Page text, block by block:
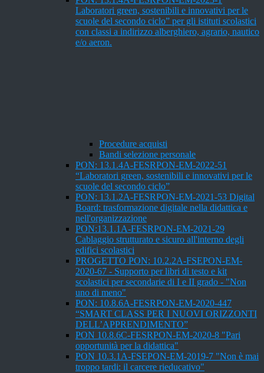
Laboratori green, sostenibili e innovativi per le
scuole del secondo ciclo” per gli istituti scolastici
con classi a indirizzo alberghiero, agrario, nautico
e/o aeron.
Procedure acquisti
Bandi selezione personale
PON: 13.1.4A-FESRPON-EM-2022-51
“Laboratori green, sostenibili e innovativi per le
scuole del secondo ciclo”
PON: 13.1.2A-FESRPON-EM-2021-53 Digital
Board: trasformazione digitale nella didattica e
nell'organizzazione
PON:13.1.1A-FESRPON-EM-2021-29
Cablaggio strutturato e sicuro all'interno degli
edifici scolastici
PROGETTO PON: 10.2.2A-FSEPON-EM-
2020-67 - Supporto per libri di testo e kit
scolastici per secondarie di I e II grado - "Non
uno di meno"
PON: 10.8.6A-FESRPON-EM-2020-447
“SMART CLASS PER I NUOVI ORIZZONTI
DELL’APPRENDIMENTO”
PON 10.8.6C-FESRPON-EM-2020-8 "Pari
opportunità per la didattica"
PON 10.3.1A-FSEPON-EM-2019-7 "Non è mai
troppo tardi: il carcere rieducativo"